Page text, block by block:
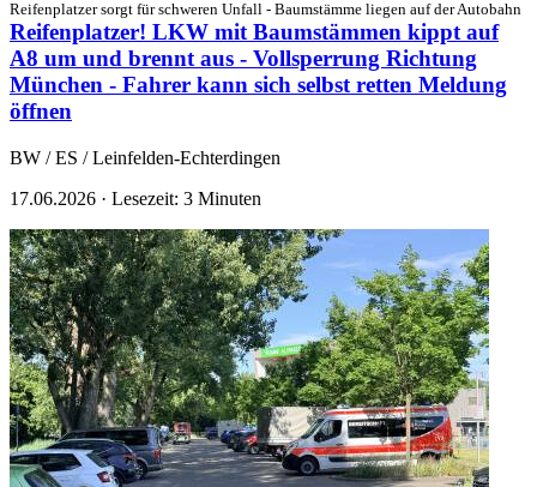
Reifenplatzer sorgt für schweren Unfall - Baumstämme liegen auf der Autobahn
Reifenplatzer! LKW mit Baumstämmen kippt auf
A8 um und brennt aus - Vollsperrung Richtung
München - Fahrer kann sich selbst retten Meldung
öffnen
BW / ES / Leinfelden-Echterdingen
17.06.2026 · Lesezeit: 3 Minuten